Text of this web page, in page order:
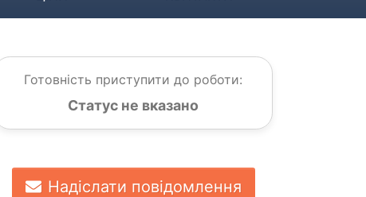
Готовність приступити до роботи:
Статус не вказано
Надіслати повідомлення